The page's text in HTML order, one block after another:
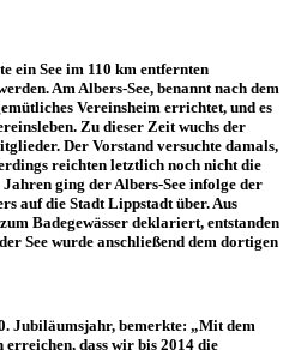
ein See im 110 km entfernten
Am Albers-See, benannt nach dem
Vereinsheim errichtet, und es
Zu dieser Zeit wuchs der
Der Vorstand versuchte damals,
reichten letztlich noch nicht die
ging der Albers-See infolge der
auf die Stadt Lippstadt über. Aus
Badegewässer deklariert, entstanden
See wurde anschließend dem dortigen
Jubiläumsjahr, bemerkte: „Mit dem
dass wir bis 2014 die